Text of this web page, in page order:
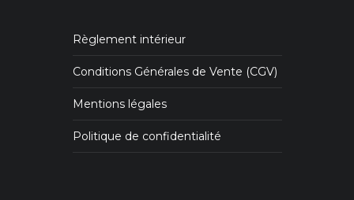
Règlement intérieur
Conditions Générales de Vente (CGV)
Mentions légales
Politique de confidentialité